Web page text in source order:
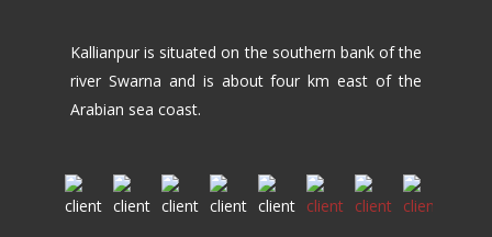
Kallianpur is situated on the southern bank of the
river Swarna and is about four km east of the
Arabian sea coast.